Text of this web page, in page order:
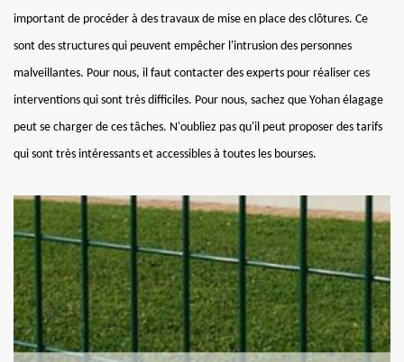
important de procéder à des travaux de mise en place des clôtures. Ce
sont des structures qui peuvent empêcher l'intrusion des personnes
malveillantes. Pour nous, il faut contacter des experts pour réaliser ces
interventions qui sont très difficiles. Pour nous, sachez que Yohan élagage
peut se charger de ces tâches. N'oubliez pas qu'il peut proposer des tarifs
qui sont très intéressants et accessibles à toutes les bourses.